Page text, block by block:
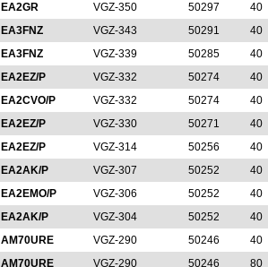
EA2GR
VGZ-350 50297 40
EA3FNZ
VGZ-343 50291 40
EA3FNZ
VGZ-339 50285 40
EA2EZ/P
VGZ-332 50274 40
EA2CVO/P
VGZ-332 50274 40
EA2EZ/P
VGZ-330 50271 40
EA2EZ/P
VGZ-314 50256 40
EA2AK/P
VGZ-307 50252 40
EA2EMO/P
VGZ-306 50252 40
EA2AK/P
VGZ-304 50252 40
AM70URE
VGZ-290 50246 40
AM70URE
VGZ-290 50246 80